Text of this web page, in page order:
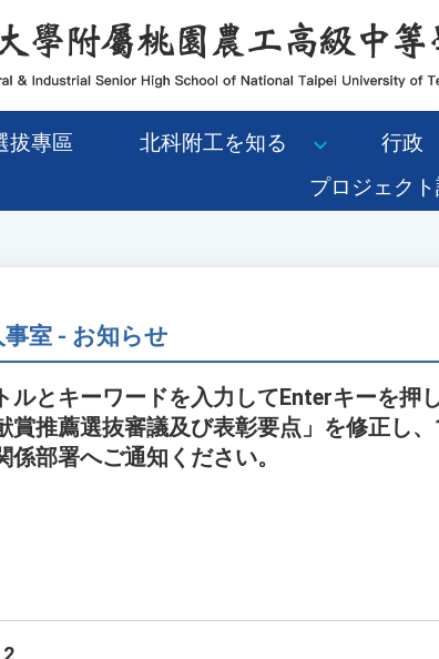
拔專區 北科附工を知る 行政
プロジェク
事室 - お知らせ
ルとキーワードを入力してEnterキーを押
賞推薦選抜審議及び表彰要点」を修正し
係部署へご通知ください。